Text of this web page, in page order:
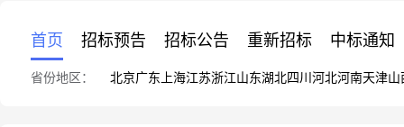
首页 招标预告 招标公告 重新招标 中标通知
省份地区： 北京广东 上海江苏浙江山东湖北四川 河北河南天津山